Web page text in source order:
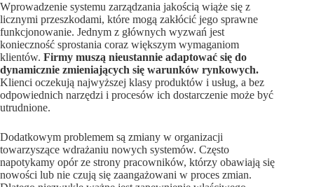
Wprowadzenie systemu zarządzania jakością wiąże się z
licznymi przeszkodami, które mogą zakłócić jego sprawne
funkcjonowanie. Jednym z głównych wyzwań jest
konieczność sprostania coraz większym wymaganiom
klientów. Firmy muszą nieustannie adaptować się do
dynamicznie zmieniających się warunków rynkowych.
Klienci oczekują najwyższej klasy produktów i usług, a bez
odpowiednich narzędzi i procesów ich dostarczenie może być
utrudnione.
Dodatkowym problemem są zmiany w organizacji
towarzyszące wdrażaniu nowych systemów. Często
napotykamy opór ze strony pracowników, którzy obawiają się
nowości lub nie czują się zaangażowani w proces zmian.